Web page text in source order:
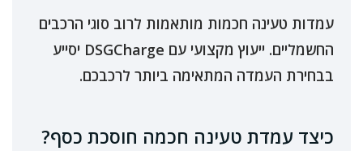
עמדות טעינה חכמות מותאמות לרוב סוגי הרכבים
החשמליים. ייעוץ מקצועי עם DSGCharge יסייע
בבחירת העמדה המתאימה ביותר לרכבכם.
כיצד עמדת טעינה חכמה חוסכת כסף?